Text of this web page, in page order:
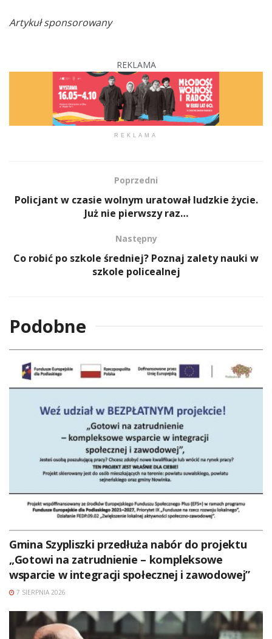
Artykuł sponsorowany
REKLAMA
REKLAMA
Poprzedni
Policjant w czasie wolnym uratował ludzkie życie.
Już nie pierwszy raz…
Następny
Co robić po szkole średniej? Poznaj zalety nauki w
szkole policealnej
Podobne
Gmina Szypliszki przedłuża nabór do projektu
„Gotowi na zatrudnienie – kompleksowe
wsparcie w integracji społecznej i zawodowej”
7 SIERPNIA 2026